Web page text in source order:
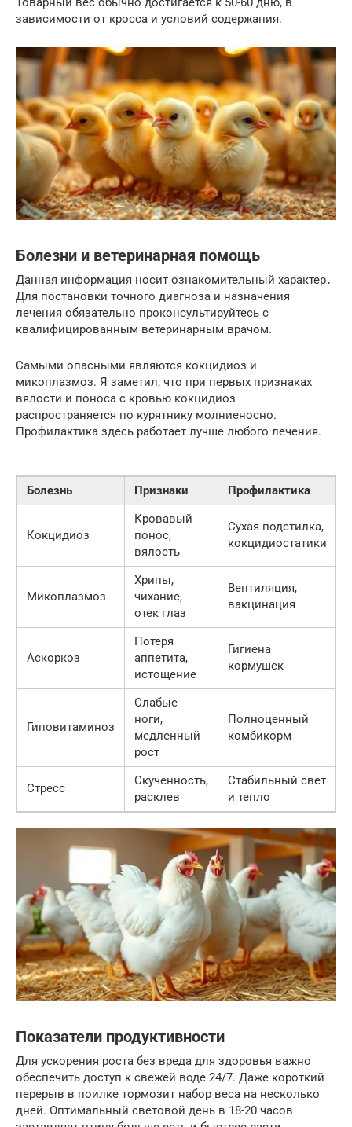
зависимости от кросса и условий содержания.
Болезни и ветеринарная помощь
Данная информация носит ознакомительный характер․
Для постановки точного диагноза и назначения
лечения обязательно проконсультируйтесь с
квалифицированным ветеринарным врачом.
Самыми опасными являются кокцидиоз и
микоплазмоз. Я заметил, что при первых признаках
вялости и поноса с кровью кокцидиоз
распространяется по курятнику молниеносно.
Профилактика здесь работает лучше любого лечения.
Болезнь Признаки Профилактика
Кокцидиоз
Кровавый
понос,
вялость
Сухая подстилка,
кокцидиостатики
Микоплазмоз
Хрипы,
чихание,
отек глаз
Вентиляция,
вакцинация
Аскоркоз
Потеря
аппетита,
истощение
Гигиена
кормушек
Гиповитаминоз
Слабые
ноги,
медленный
рост
Полноценный
комбикорм
Стресс
Скученность,
расклев
Стабильный свет
и тепло
Показатели продуктивности
Для ускорения роста без вреда для здоровья важно
обеспечить доступ к свежей воде 24/7. Даже короткий
перерыв в поилке тормозит набор веса на несколько
дней. Оптимальный световой день в 18-20 часов